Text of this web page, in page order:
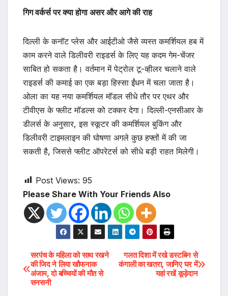
गिग वर्कर्स पर क्या होगा असर और आगे की राह
दिल्ली के कनॉट प्लेस और आईटीओ जैसे व्यस्त कमर्शियल हब में
काम करने वाले डिलीवरी राइडर्स के लिए यह कदम गेम-चेंजर
साबित हो सकता है। वर्तमान में पेट्रोल टू-व्हीलर चलाने वाले
राइडर्स की कमाई का एक बड़ा हिस्सा ईंधन में चला जाता है।
ओला का यह नया कमर्शियल मॉडल सीधे तौर पर एथर और
टीवीएस के फ्लीट मॉडल्स को टक्कर देगा। दिल्ली-एनसीआर के
डीलर्स के अनुसार, इस स्कूटर की कमर्शियल बुकिंग और
डिलीवरी टाइमलाइन की घोषणा अगले कुछ हफ्तों में की जा
सकती है, जिससे फ्लीट ऑपरेटर्स को सीधे बड़ी राहत मिलेगी।
Post Views: 95
Please Share With Your Friends Also
Post
navigation
गलत दिशा में रखे डस्टबिन से
कंगाली का खतरा, जानिए घर में
यहां रखें कूड़ेदान
सरपंच के महिला को साथ रखने
की जिद ने लिया खौफनाक
अंजाम, दो बच्चियों की मौत से
सनसनी